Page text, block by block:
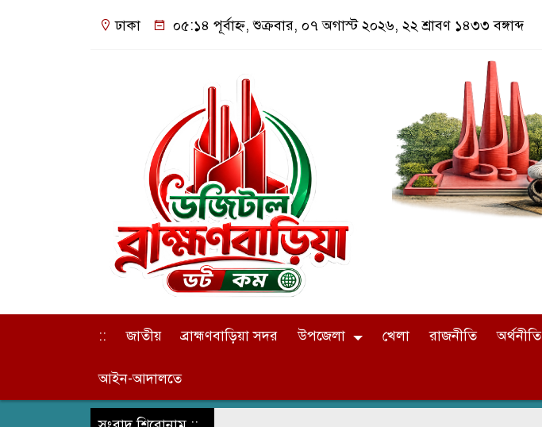
ঢাকা ০৫:১৪ পূর্বাহ্ন, শুক্রবার, ০৭ অগাস্ট ২০২৬, ২২ শ্রাবণ ১৪৩৩ বঙ্গাব্দ
:: জাতীয় ব্রাহ্মণবাড়িয়া সদর উপজেলা খেলা রাজনীতি অর্থনীতি
আইন-আদালতে